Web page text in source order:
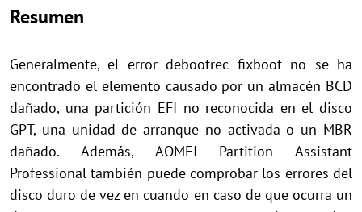
Resumen
Generalmente, el error debootrec fixboot no se ha
encontrado el elemento causado por un almacén BCD
dañado, una partición EFI no reconocida en el disco
GPT, una unidad de arranque no activada o un MBR
dañado. Además, AOMEI Partition Assistant
Professional también puede comprobar los errores del
disco duro de vez en cuando en caso de que ocurra un